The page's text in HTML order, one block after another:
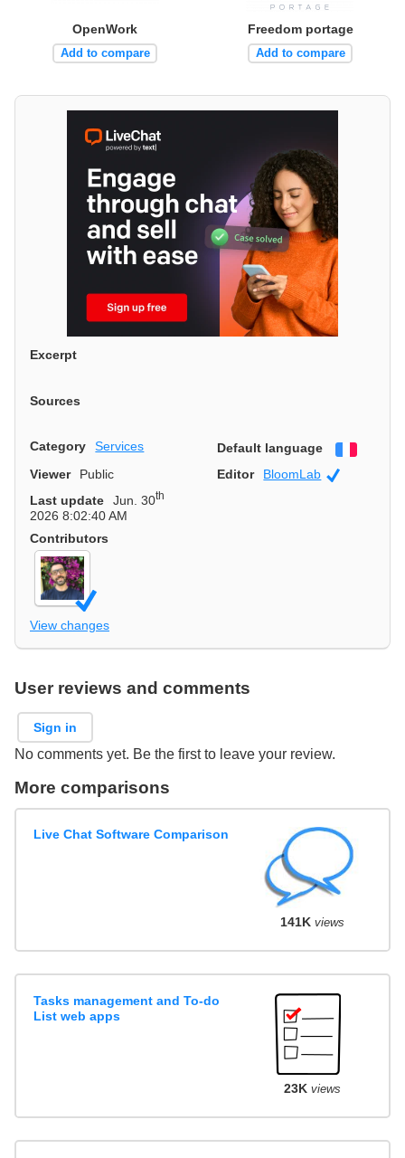
OpenWork
Add to compare
Freedom portage
Add to compare
Excerpt
Sources
Category Services Default language
Viewer
Public Editor BloomLab
Official
Last update
Jun. 30th
2026 8:02:40 AM
Contributors
View changes
User reviews and comments
Sign in
No comments yet. Be the first to leave your review.
More comparisons
Live Chat Software Comparison
141K views
Tasks management and To-do
List web apps
23K views